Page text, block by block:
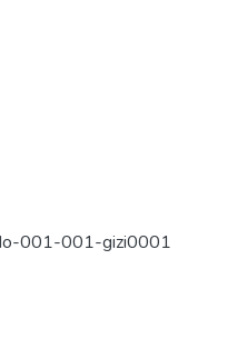
001-001-gizi0001